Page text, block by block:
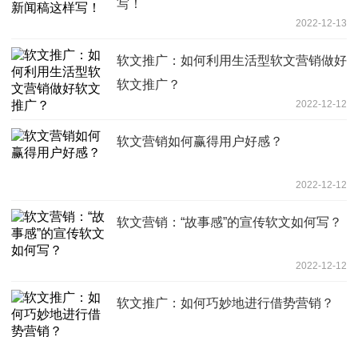
写！
2022-12-13
软文推广：如何利用生活型软文营销做好
软文推广？
2022-12-12
软文营销如何赢得用户好感？
2022-12-12
软文营销：“故事感”的宣传软文如何写？
2022-12-12
软文推广：如何巧妙地进行借势营销？